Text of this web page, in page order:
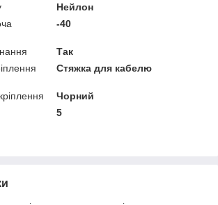
Нейлон
-40
Так
Стяжка для кабелю
Чорний
5